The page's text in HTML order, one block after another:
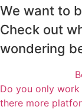
We want to
Check out
wondering
Do you only
there more